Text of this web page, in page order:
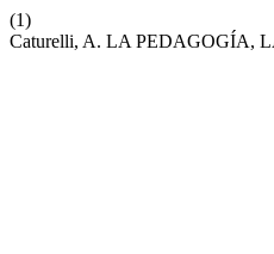
(1)
Caturelli, A. LA PEDAGOGÍA,